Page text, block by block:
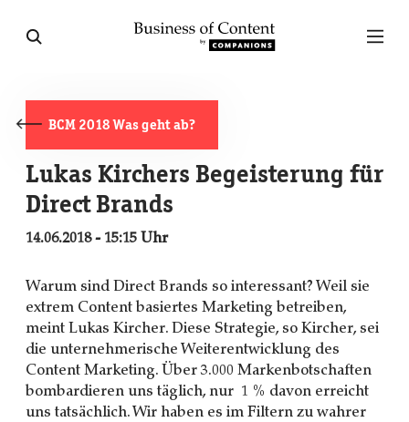
BCM 2018 Was geht ab?
Lukas Kirchers Begeisterung für
Direct Brands
14.06.2018 - 15:15 Uhr
Warum sind Direct Brands so interessant? Weil sie
extrem Content basiertes Marketing betreiben,
meint Lukas Kircher. Diese Strategie, so Kircher, sei
die unternehmerische Weiterentwicklung des
Content Marketing. Über 3.000 Markenbotschaften
bombardieren uns täglich, nur 1 % davon erreicht
uns tatsächlich. Wir haben es im Filtern zu wahrer